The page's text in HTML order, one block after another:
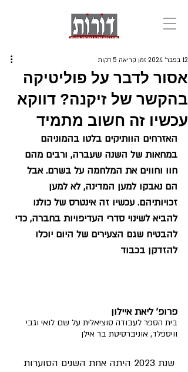
אסור לדבר על פוליטיקה
בהקשר של זיקנה? דווקא
עכשיו זה חשוב מתמיד
12 בפבר׳ 2024 זמן קריאה 5 דקות
האזרחים הוותיקים בלטו בהמוניהם
במחאות של השנה שעברה, ורבים מהם
חוו וחווים את המלחמה על בשרם. אבל
הם נאבקו למען המדינה, לא למען
זכויותיהם. עכשיו זה אינטרס של כולנו
להביא לשינוי סדרי העדיפויות בחברה, כדי
להבטיח שגם הצעירים של היום יוכלו
להזדקן בכבוד
פרופ' ליאת איילון
בית הספר לעבודה סוציאלית על שם לואי וגבי
וויספלד, אוניברסיטת בר אילן
שנת 2023 היתה אחת השנים הסוערות